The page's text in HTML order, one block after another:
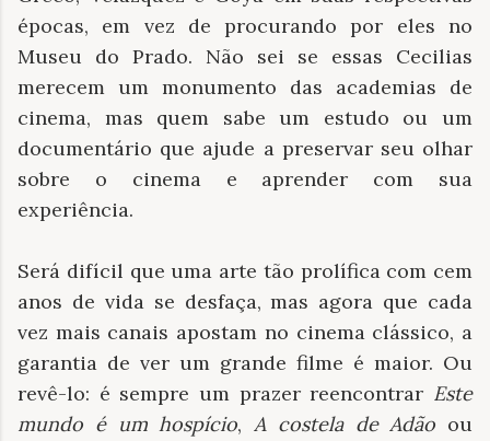
épocas, em vez de procurando por eles no
Museu do Prado. Não sei se essas Cecilias
merecem um monumento das academias de
cinema, mas quem sabe um estudo ou um
documentário que ajude a preservar seu olhar
sobre o cinema e aprender com sua
experiência.
Será difícil que uma arte tão prolífica com cem
anos de vida se desfaça, mas agora que cada
vez mais canais apostam no cinema clássico, a
garantia de ver um grande filme é maior. Ou
revê-lo: é sempre um prazer reencontrar Este
mundo é um hospício, A costela de Adão ou